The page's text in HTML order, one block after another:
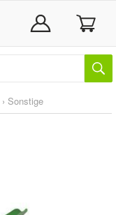
› Sonstige